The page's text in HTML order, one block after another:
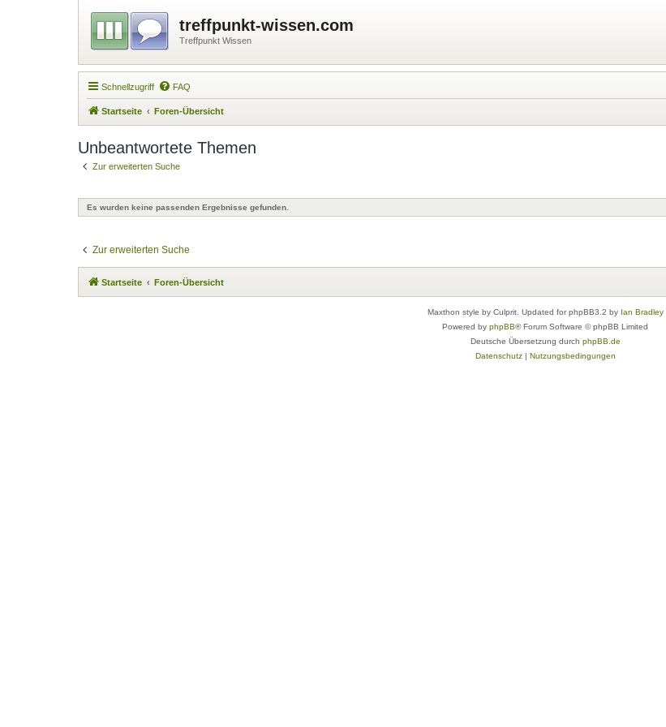
treffpunkt-wissen.com
Treffpunkt Wissen
Schnellzugriff FAQ
Startseite Foren-Übersicht
Unbeantwortete Themen
Zur erweiterten Suche
Es wurden keine passenden Ergebnisse gefunden.
Zur erweiterten Suche
Startseite Foren-Übersicht
Maxthon style by Culprit. Updated for phpBB3.2 by Ian Bradley
Powered by phpBB® Forum Software © phpBB Limited
Deutsche Übersetzung durch phpBB.de
Datenschutz| Nutzungsbedingungen